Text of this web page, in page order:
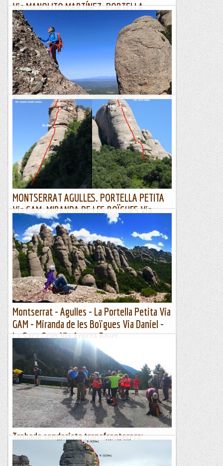
Via MANOLITO MARTÍNEZ. PORTELLA
INFERIOR.COLLEGATS.
15/09/21. Aquest dimecres el Josep proposa anar a la Portella
inferior de Collegats on el César Hurtado i companyia han
obert diversos itineraris. Per accedir a aquestes vies...
Joan asín
Sols la via normal de la portella inferior
En baixar de l'agulla Sense nom veiem que encara tenim
temps per fer alguna altra escalada i anem a veure l'aresta
est. Miro els blogs que diuen: El col.leccionista...
Escalada per a tontos
MONTSERRAT AGULLES. PORTELLA PETITA
Via GAM. MIRANDA DE LES BOÏGUES Via
SÍLVIA.
13/09/20. Quedem per fer una matinal a Montserrat amb el
Jaume, estem en “mode remember” i anem a la via GAM de
la Portella petita...La via segueix igual però...
Joan asín
Montserrat - Agulles - La Portella Petita Via
GAM - Miranda de les Boïgues Via Daniel -
La Saca Gran Via Aresta Brucs.
Certament necessitàvem escalar a Montserrat, les limitacions
del COVID-19 ens han apartat plenament de l'escalada i
encara que hem fet el que hem pogut pel nostre municipi
per...
Manel&Ita
Trobada senderista transfronterera:
portella de mentet
Ahir vam celebrar la VIa Trobada senderista Transfonterera.